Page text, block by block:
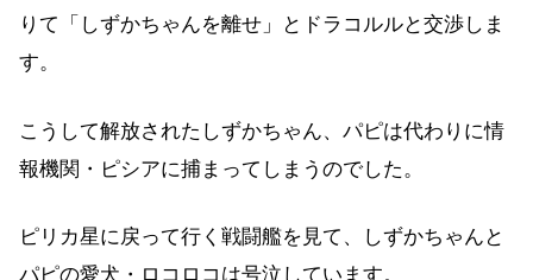
りて「しずかちゃんを離せ」とドラコルルと交渉しま
す。
こうして解放されたしずかちゃん、パピは代わりに情
報機関・ピシアに捕まってしまうのでした。
ピリカ星に戻って行く戦闘艦を見て、しずかちゃんと
パピの愛犬・ロコロコは号泣しています。